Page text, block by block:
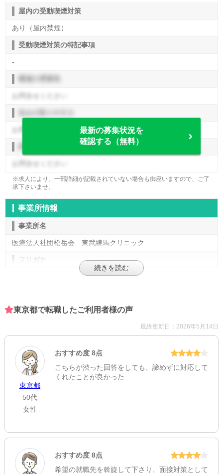
屋内の受動喫煙対策
あり（屋内禁煙）
受動喫煙対策の特記事項
-
最新の募集状況を
確認する（無料）
※求人により、一部詳細が記載されていない場合も御座いますので、ご了
承下さいませ。
事業所情報
事業所名
医療法人社団松岳会 東武練馬クリニック
フリガナ
トウブネリマクリニック
診療所
医療法人社団松岳会
診療項目
内科・透析
休診日
東京都板橋区徳丸3-11-2
最寄り駅1
東京都で転職したご利用者様の声
最終更新日：2026年5月14日
東京都
50代
女性
おすすめ度 8点
こちらが渋った回答をしても、諦めずに対応して
くれたことが良かった
おすすめ度 8点
希望の就職先を斡旋して下さり、面接対策として